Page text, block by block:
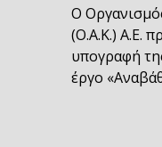
Ο
(Ο.Α.Κ.) Α.Ε.
υπογραφή
έργο